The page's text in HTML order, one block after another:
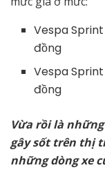
Vespa Sprint
đồng
Vespa Sprint
đồng
Vừa rồi là những
gây sốt trên thị
những dòng xe